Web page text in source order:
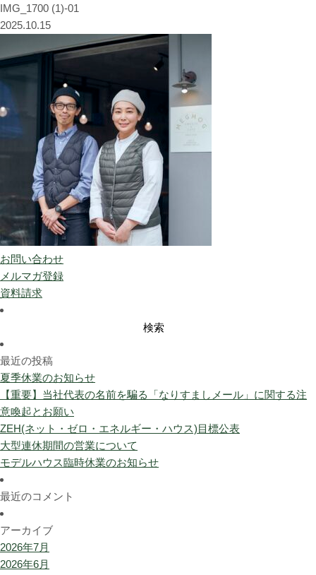
IMG_1700 (1)-01
2025.10.15
お問い合わせ
メルマガ登録
資料請求
索:
最近の投稿
夏季休業のお知らせ
【重要】当社代表の名前を騙る「なりすましメール」に関する注
意喚起とお願い
ZEH(ネット・ゼロ・エネルギー・ハウス)目標公表
大型連休期間の営業について
モデルハウス臨時休業のお知らせ
最近のコメント
アーカイブ
2026年7月
2026年6月